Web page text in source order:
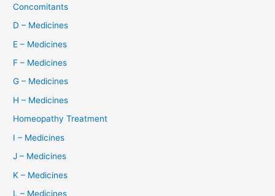
Concomitants
D – Medicines
E – Medicines
F – Medicines
G – Medicines
H – Medicines
Homeopathy Treatment
I – Medicines
J – Medicines
K – Medicines
L – Medicines